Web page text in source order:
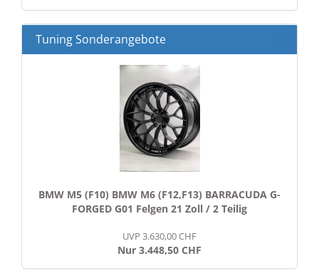
EIN.
Tuning Sonderangebote
BMW M5 (F10) BMW M6 (F12,F13) BARRACUDA G-
FORGED G01 Felgen 21 Zoll / 2 Teilig
UVP 3.630,00 CHF
Nur 3.448,50 CHF